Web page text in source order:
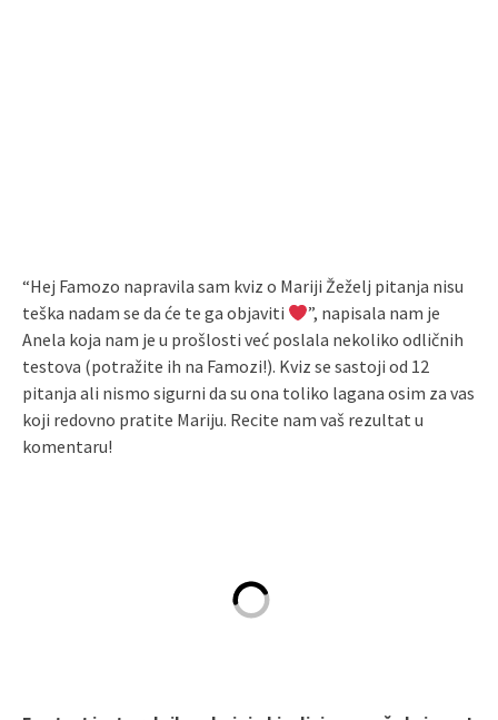
“Hej Famozo napravila sam kviz o Mariji Žeželj pitanja nisu
teška nadam se da će te ga objaviti
”, napisala nam je
Anela koja nam je u prošlosti već poslala nekoliko odličnih
testova (potražite ih na Famozi!). Kviz se sastoji od 12
pitanja ali nismo sigurni da su ona toliko lagana osim za vas
koji redovno pratite Mariju. Recite nam vaš rezultat u
komentaru!